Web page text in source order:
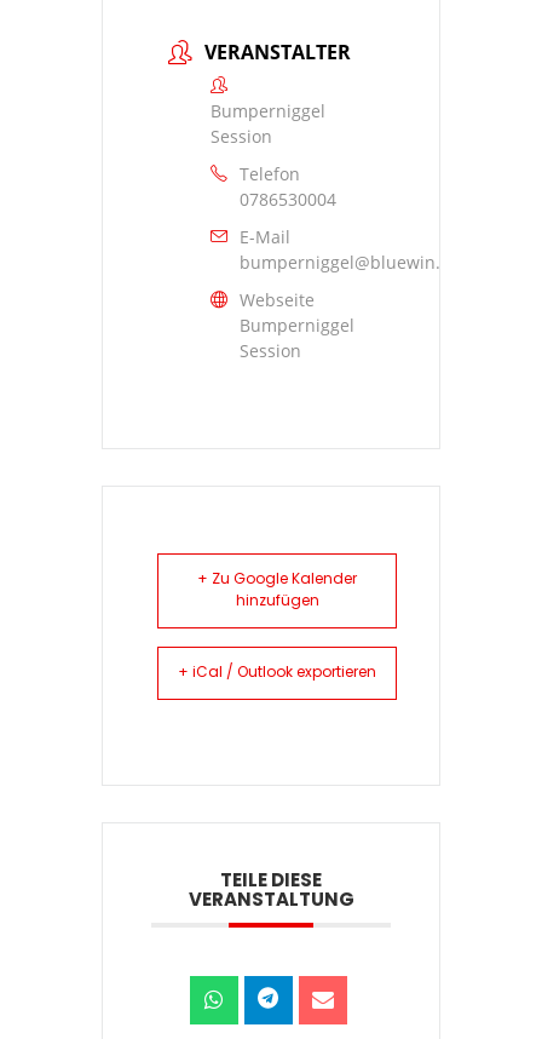
VERANSTALTER
Bumperniggel
Session
Telefon
0786530004
E-Mail
bumperniggel@bluewin.ch
Webseite
Bumperniggel
Session
+ Zu Google Kalender
hinzufügen
+ iCal / Outlook exportieren
TEILE DIESE
VERANSTALTUNG